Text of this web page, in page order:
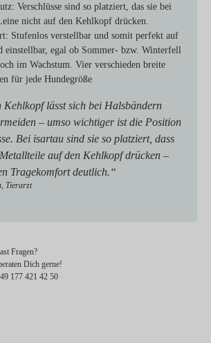
Verschlüsse sind so platziert, das sie bei
nicht auf den Kehlkopf drücken.
Stufenlos verstellbar und somit perfekt auf
einstellbar, egal ob Sommer- bzw. Winterfell
im Wachstum. Vier verschieden breite
für jede Hundegröße
Kehlkopf lässt sich bei Halsbändern
– umso wichtiger ist die Position
Bei isartau sind sie so platziert, dass
auf den Kehlkopf drücken –
Tragekomfort deutlich.“
Tierarzt
Fragen?
Dich gerne!
177 421 42 50